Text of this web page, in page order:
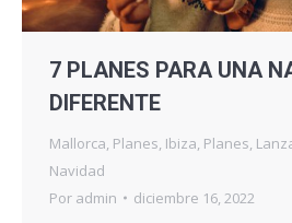
7 PLANES PARA UNA
DIFERENTE
Mallorca, Planes, Ibiza, Planes,
Navidad
Por admin diciembre 16, 2022